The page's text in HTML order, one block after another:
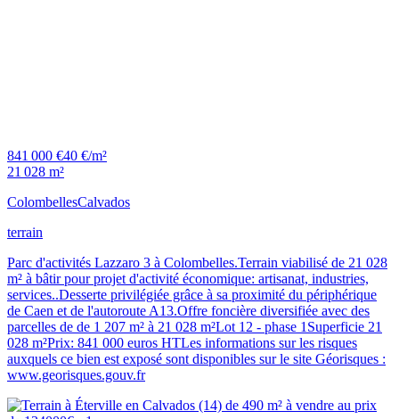
841 000 €40 €/m²
21 028 m²
ColombellesCalvados
terrain
Parc d'activités Lazzaro 3 à Colombelles.Terrain viabilisé de 21 028
m² à bâtir pour projet d'activité économique: artisanat, industries,
services..Desserte privilégiée grâce à sa proximité du périphérique
de Caen et de l'autoroute A13.Offre foncière diversifiée avec des
parcelles de de 1 207 m² à 21 028 m²Lot 12 - phase 1Superficie 21
028 m²Prix: 841 000 euros HTLes informations sur les risques
auxquels ce bien est exposé sont disponibles sur le site Géorisques :
www.georisques.gouv.fr